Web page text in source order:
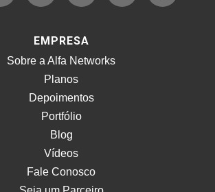
EMPRESA
Sobre a Alfa Networks
Planos
Depoimentos
Portfólio
Blog
Vídeos
Fale Conosco